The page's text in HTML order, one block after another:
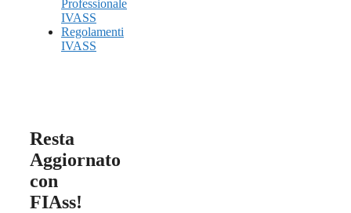
Professionale
IVASS
Regolamenti
IVASS
Resta
Aggiornato
con
FIAss!